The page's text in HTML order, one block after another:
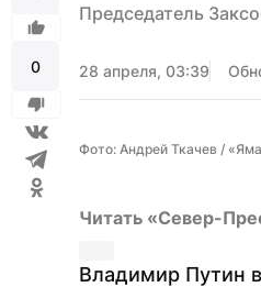
0
Председатель
28 апреля, 03:39
Фото: Андрей Ткачев /
Читать «Север-
Владимир Путин